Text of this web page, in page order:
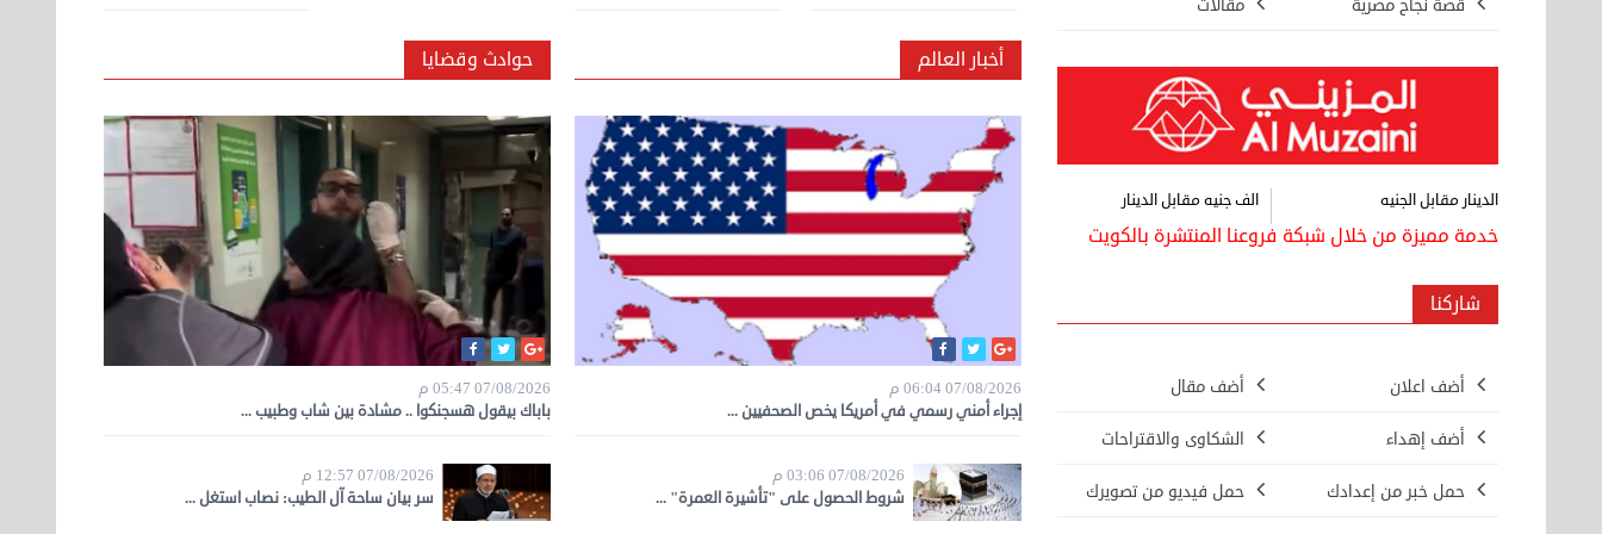
حوادث وقضايا
07/08/2026 05:47 م
باباك بيقول هسجنكوا .. مشادة بين شاب وطبيب ...
07/08/2026 12:57 م
سر بيان ساحة آل الطيب: نصاب استغل ...
أخبار العالم
07/08/2026 06:04 م
إجراء أمني رسمي في أمريكا يخص الصحفيين ...
07/08/2026 03:06 م
شروط الحصول على "تأشيرة العمرة" ...
قصة نجاح مصرية مقالات
الف جنيه مقابل الدينار الدينار مقابل الجنيه
خدمة مميزة من خلال شبكة فروعنا المنتشرة بالكويت
شاركنا
أضف اعلان أضف مقال
أضف إهداء الشكاوى والاقتراحات
حمل خبر من إعدادك حمل فيديو من تصويرك